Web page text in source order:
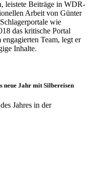
leistete Beiträge in WDR-
Arbeit von Günter
wie
das kritische Portal
Team, legt er
Inhalte.
neue Jahr mit Silbereisen
Jahres in der